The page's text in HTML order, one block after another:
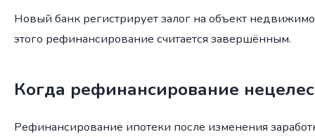
Новый банк регистрирует залог на объект
этого рефинансирование считается завершённым.
Когда рефинансирование
Рефинансирование ипотеки после изменения